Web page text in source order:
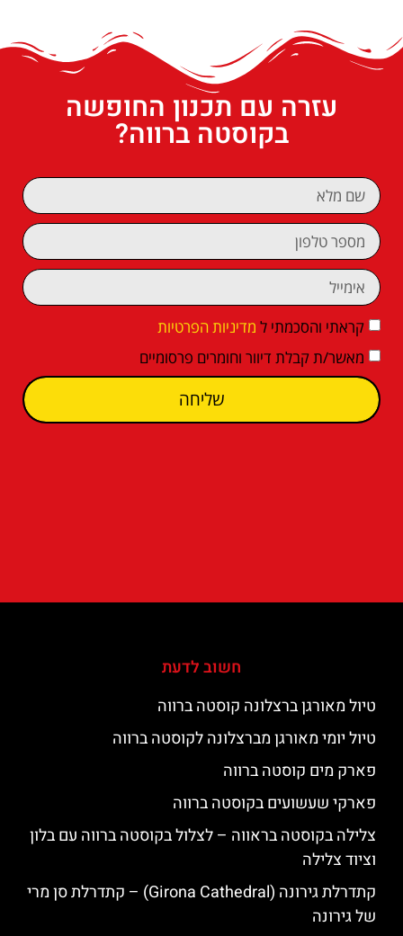
עזרה עם תכנון החופשה
בקוסטה ברווה?
קראתי והסכמתי ל מדיניות הפרטיות
מאשר/ת קבלת דיוור וחומרים פרסומיים
שליחה
חשוב לדעת
טיול מאורגן ברצלונה קוסטה ברווה
טיול יומי מאורגן מברצלונה לקוסטה ברווה
פארק מים קוסטה ברווה
פארקי שעשועים בקוסטה ברווה
צלילה בקוסטה בראווה – לצלול בקוסטה ברווה עם בלון
וציוד צלילה
קתדרלת גירונה (Girona Cathedral) – קתדרלת סן מרי
של גירונה